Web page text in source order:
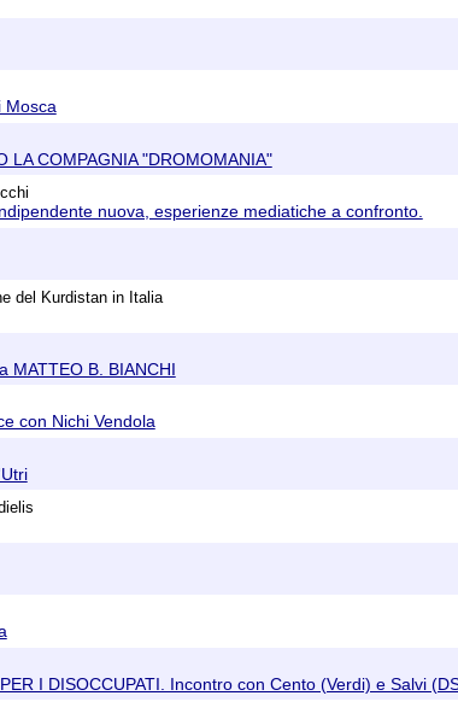
Mosca
LA COMPAGNIA "DROMOMANIA"
nuova, esperienze mediatiche a confronto.
del Kurdistan in Italia
MATTEO B. BIANCHI
con Nichi Vendola
I DISOCCUPATI. Incontro con Cento (Verdi) e Salvi